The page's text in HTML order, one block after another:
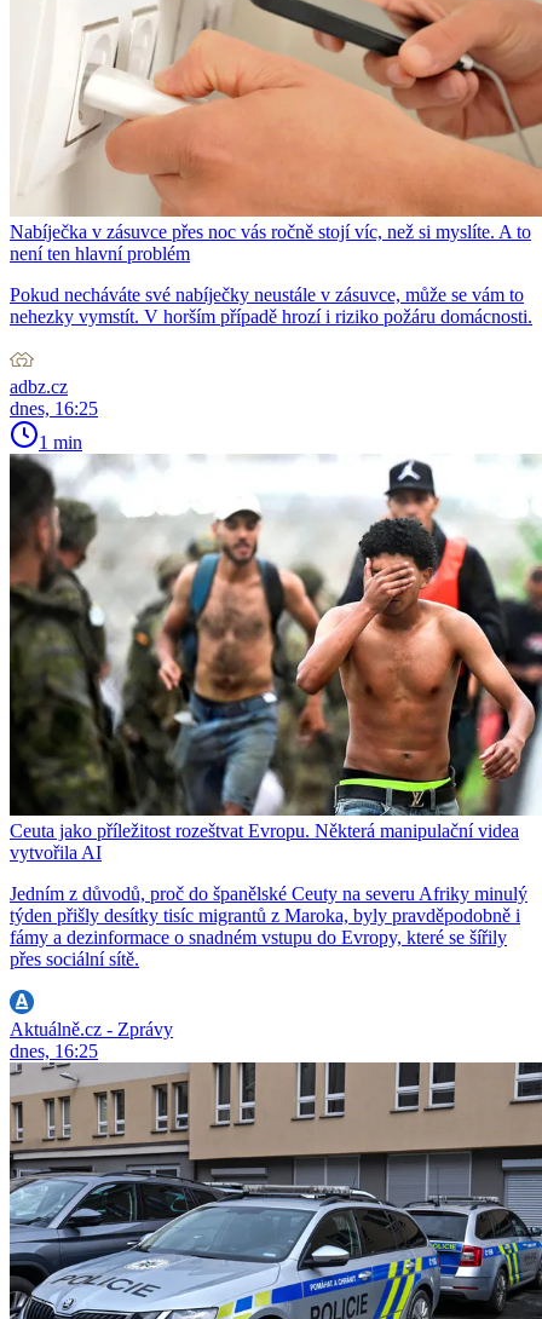
Nabíječka v zásuvce přes noc vás ročně stojí víc, než si myslíte. A to
není ten hlavní problém
Pokud necháváte své nabíječky neustále v zásuvce, může se vám to
nehezky vymstít. V horším případě hrozí i riziko požáru domácnosti.
adbz.cz
dnes, 16:25
1 min
Ceuta jako příležitost rozeštvat Evropu. Některá manipulační videa
vytvořila AI
Jedním z důvodů, proč do španělské Ceuty na severu Afriky minulý
týden přišly desítky tisíc migrantů z Maroka, byly pravděpodobně i
fámy a dezinformace o snadném vstupu do Evropy, které se šířily
přes sociální sítě.
Aktuálně.cz - Zprávy
dnes, 16:25